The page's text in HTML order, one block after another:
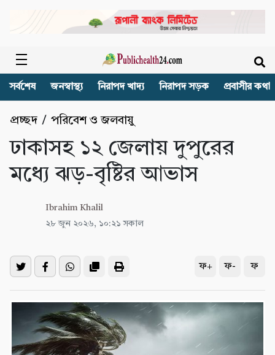
সর্বশেষ জনস্বাস্থ্য নিরাপদ খাদ্য নিরাপদ সড়ক প্রবাসীর কথা
প্রচ্ছদ / পরিবেশ ও জলবায়ু
ঢাকাসহ ১২ জেলায় দুপুরের
মধ্যে ঝড়-বৃষ্টির আভাস
Ibrahim Khalil
২৮ জুন ২০২৬, ১০:২১ সকাল
ফ+ ফ- ফ